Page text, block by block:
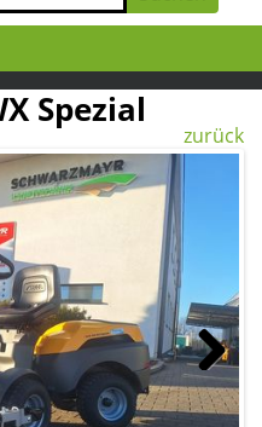
Spezial
zurück
Next